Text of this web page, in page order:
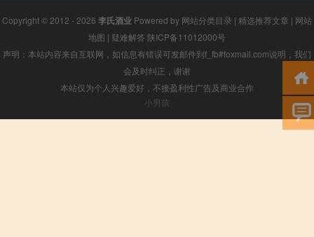
Copyright © 2012 - 2026 李氏酒业 Powered by 网站分类目录 | 精选推荐文章 | 网站
地图 | 疑难解答 陕ICP备11012000号
声明：本站内容来自互联网，如信息有错误可发邮件到f_fb#foxmail.com说明，我们
会及时纠正，谢谢
本站仅为个人兴趣爱好，不接盈利性广告及商业合作
小男孩